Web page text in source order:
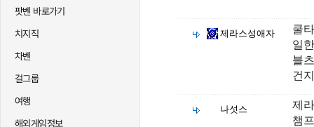
팟벤 바로가기
치지직
차벤
걸그룹
여행
해외게임정보
제라스성애자
쿨
일
블
건지
나섯스
제
챔